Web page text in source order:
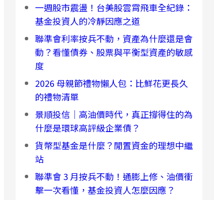
一週股市震盪！台美股雲霄飛車全紀錄：
基金投資人的冷靜因應之道
聯準會利率按兵不動，資產為什麼還是會
動？看懂債券、股票與平衡型資產的敏感
度
2026 母親節禮物懶人包：比鮮花更長久
的禮物清單
景順投信｜高油價時代，真正撐得住的為
什麼是環球高評級企業債？
貨幣型基金是什麼？閒置資金的理想中繼
站
聯準會 3 月按兵不動！通膨上修、油價衝
擊一次看懂，基金投資人怎麼因應？